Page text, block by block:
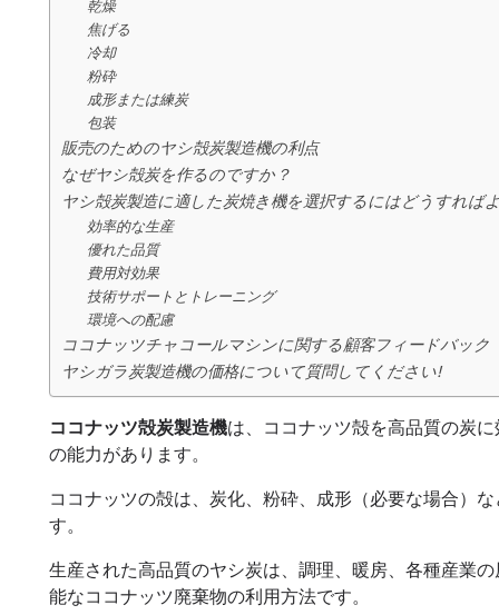
乾燥
焦げる
冷却
粉砕
成形または練炭
包装
販売のためのヤシ殻炭製造機の利点
なぜヤシ殻炭を作るのですか？
ヤシ殻炭製造に適した炭焼き機を選択するにはどうすれば
効率的な生産
優れた品質
費用対効果
技術サポートとトレーニング
環境への配慮
ココナッツチャコールマシンに関する顧客フィードバック
ヤシガラ炭製造機の価格について質問してください!
ココナッツ殻炭製造機は、ココナッツ殻を高品質の炭
の能力があります。
ココナッツの殻は、炭化、粉砕、成形（必要な場合）
す。
生産された高品質のヤシ炭は、調理、暖房、各種産業
能なココナッツ廃棄物の利用方法です。